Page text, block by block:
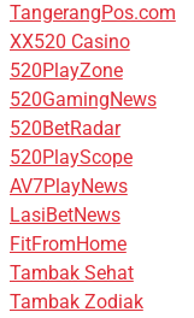
TangerangPos.com
XX520 Casino
520PlayZone
520GamingNews
520BetRadar
520PlayScope
AV7PlayNews
LasiBetNews
FitFromHome
Tambak Sehat
Tambak Zodiak